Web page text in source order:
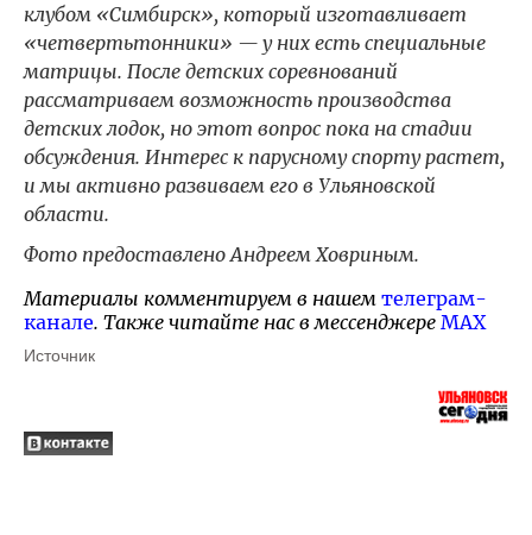
клубом «Симбирск», который изготавливает
«четвертьтонники» — у них есть специальные
матрицы. После детских соревнований
рассматриваем возможность производства
детских лодок, но этот вопрос пока на стадии
обсуждения. Интерес к парусному спорту растет,
и мы активно развиваем его в Ульяновской
области.
Фото предоставлено Андреем Ховриным.
Материалы комментируем в нашем телеграм-
канале. Также читайте нас в мессенджере MAX
Источник